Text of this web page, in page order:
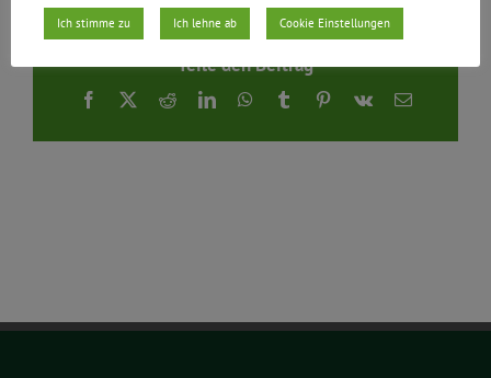
Teile den Beitrag
Facebook
X RedditLinkedInWhatsApp
TumblrPinterest
Vk
E-
Ich stimme zu Ich lehne ab Cookie Einstellungen